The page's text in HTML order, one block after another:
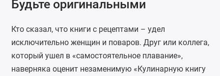
Будьте оригинальными
Кто сказал, что книги с рецептами – удел
исключительно женщин и поваров. Друг или коллега,
который ушел в «самостоятельное плавание»,
наверняка оценит незаменимую «Кулинарную книгу